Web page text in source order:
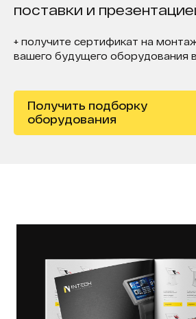
поставки и
+ получите сертификат на
вашего будущего
Получить подборку
оборудования